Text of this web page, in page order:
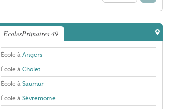
EcolesPrimaires 49
École à Angers
École à Cholet
École à Saumur
École à Sèvremoine